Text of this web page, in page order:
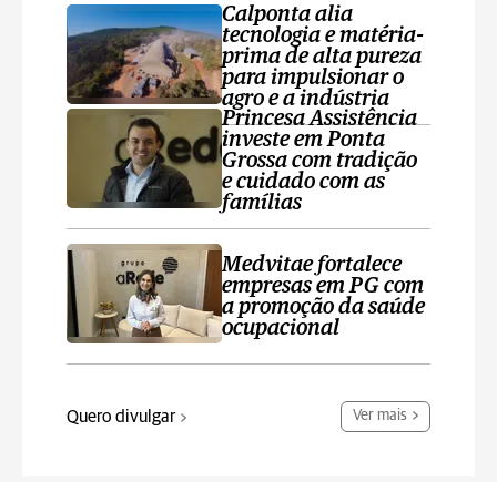
Calponta alia
tecnologia e matéria-
prima de alta pureza
para impulsionar o
agro e a indústria
Princesa Assistência
investe em Ponta
Grossa com tradição
e cuidado com as
famílias
Medvitae fortalece
empresas em PG com
a promoção da saúde
ocupacional
Quero divulgar Ver mais